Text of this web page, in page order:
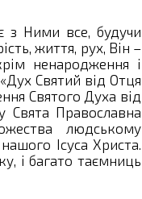
з Ними все, будучи
життя, рух, Він –
ненародження і
Святий від Отця
Святого Духа від
Свята Православна
людському
Ісуса Христа.
і багато таємниць